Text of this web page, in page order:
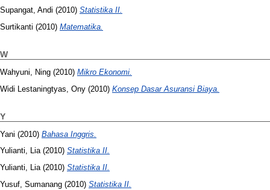
Supangat, Andi (2010) Statistika II.
Surtikanti (2010) Matematika.
W
Wahyuni, Ning (2010) Mikro Ekonomi.
Widi Lestaningtyas, Ony (2010) Konsep Dasar Asuransi Biaya.
Y
Yani (2010) Bahasa Inggris.
Yulianti, Lia(2010) Statistika II.
Yulianti, Lia(2010) Statistika II.
Yusuf, Sumanang (2010) Statistika II.